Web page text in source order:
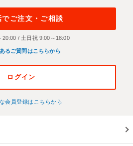
でご注文・ご相談
20:00 / 土日祝 9:00～18:00
るご質問はこちらから
ログイン
会員登録はこちらから